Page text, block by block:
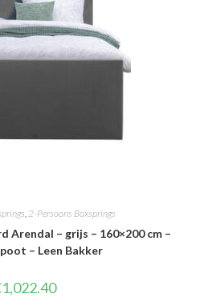
,2-Persoons Boxsprings
Arendal – grijs – 160×200 cm –
– Leen Bakker
1,022.40